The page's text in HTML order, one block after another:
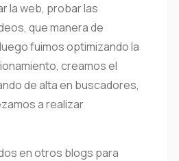
la web, probar las
que manera de
fuimos optimizando la
creamos el
de alta en buscadores,
a realizar
en otros blogs para